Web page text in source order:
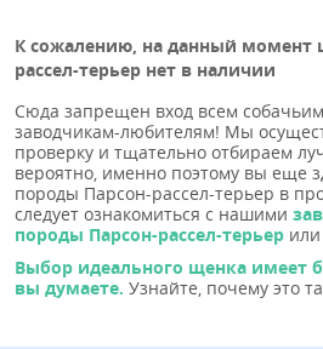
К сожалению, на данный момент
рассел-терьер нет в наличии
Сюда запрещен вход всем
заводчикам-любителям! Мы
проверку и тщательно отбираем
вероятно, именно поэтому вы еще
породы Парсон-рассел-терьер в
следует ознакомиться с нашими
породы Парсон-рассел-терьер
Выбор идеального щенка имеет
вы думаете. Узнайте, почему это